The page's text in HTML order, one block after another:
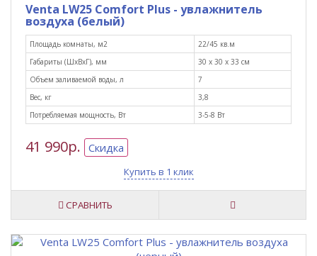
Venta LW25 Comfort Plus - увлажнитель
воздуха (белый)
Площадь комнаты, м2
22/45 кв.м
Габариты (ШxВxГ), мм
30 х 30 х 33 см
Объем заливаемой воды, л
7
Вес, кг
3,8
Потребляемая мощность, Вт
3-5-8 Вт
41 990р. Скидка
Купить в 1 клик
СРАВНИТЬ